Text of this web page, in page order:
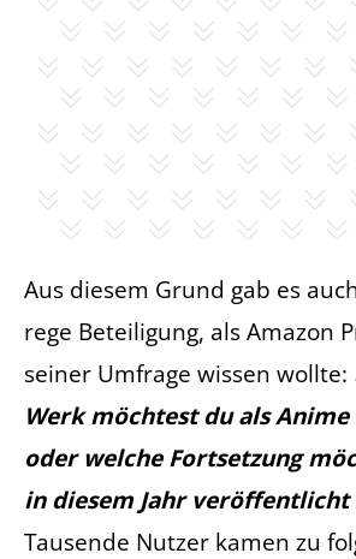
Aus diesem Grund gab es
rege Beteiligung, als Amazon
seiner Umfrage wissen wollte:
Werk möchtest du als
oder welche Fortsetzung
in diesem Jahr veröffentlicht
Tausende Nutzer kamen zu